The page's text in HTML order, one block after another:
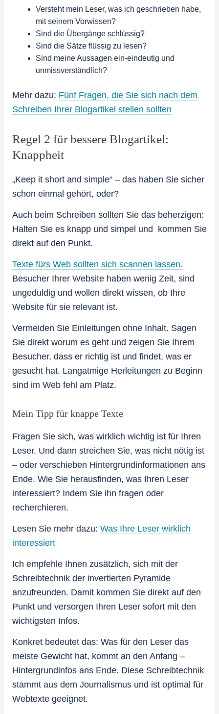
Versteht mein Leser, was ich geschrieben habe,
mit seinem Vorwissen?
Sind die Übergänge schlüssig?
Sind die Sätze flüssig zu lesen?
Sind meine Aussagen ein-eindeutig und
unmissverständlich?
Mehr dazu: Fünf Fragen, die Sie sich nach dem
Schreiben Ihrer Blogartikel stellen sollten
Regel 2 für bessere Blogartikel:
Knappheit
„Keep it short and simple“ – das haben Sie sicher
schon einmal gehört, oder?
Auch beim Schreiben sollten Sie das beherzigen:
Halten Sie es knapp und simpel und kommen Sie
direkt auf den Punkt.
Texte fürs Web sollten sich scannen lassen.
Besucher Ihrer Website haben wenig Zeit, sind
ungeduldig und wollen direkt wissen, ob Ihre
Website für sie relevant ist.
Vermeiden Sie Einleitungen ohne Inhalt. Sagen
Sie direkt worum es geht und zeigen Sie Ihrem
Besucher, dass er richtig ist und findet, was er
gesucht hat. Langatmige Herleitungen zu Beginn
sind im Web fehl am Platz.
Mein Tipp für knappe Texte
Fragen Sie sich, was wirklich wichtig ist für Ihren
Leser. Und dann streichen Sie, was nicht nötig ist
– oder verschieben Hintergrundinformationen ans
Ende. Wie Sie herausfinden, was Ihren Leser
interessiert? Indem Sie ihn fragen oder
recherchieren.
Lesen Sie mehr dazu: Was Ihre Leser wirklich
interessiert
Ich empfehle Ihnen zusätzlich, sich mit der
Schreibtechnik der invertierten Pyramide
anzufreunden. Damit kommen Sie direkt auf den
Punkt und versorgen Ihren Leser sofort mit den
wichtigsten Infos.
Konkret bedeutet das: Was für den Leser das
meiste Gewicht hat, kommt an den Anfang –
Hintergrundinfos ans Ende. Diese Schreibtechnik
stammt aus dem Journalismus und ist optimal für
Webtexte geeignet.